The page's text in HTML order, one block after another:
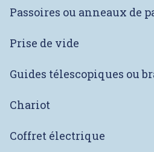
Passoires ou anneaux de
Prise de vide
Guides télescopiques ou
Chariot
Coffret électrique